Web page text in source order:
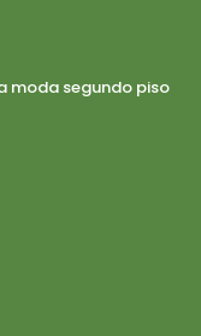
moda segundo piso